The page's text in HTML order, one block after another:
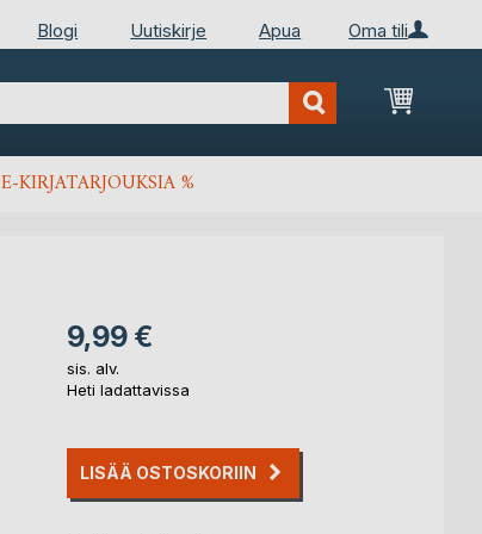
Oma tili
Blogi Uutiskirje Apua
E-KIRJATARJOUKSIA %
9,99 €
sis. alv.
Heti ladattavissa
LISÄÄ OSTOSKORIIN